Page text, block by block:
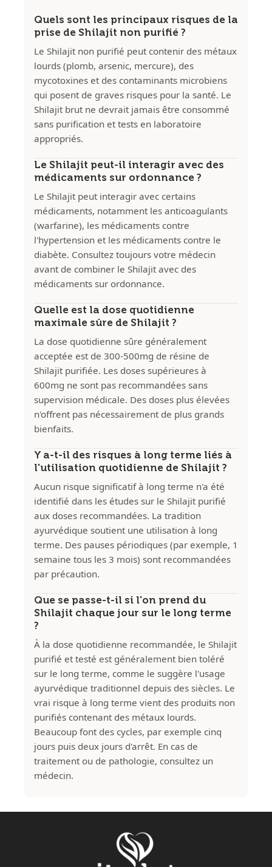
Quels sont les principaux risques de la
prise de Shilajit non purifié ?
Le Shilajit non purifié peut contenir des métaux
lourds (plomb, arsenic, mercure), des
mycotoxines et des contaminants microbiens
qui posent de graves risques pour la santé. Le
Shilajit brut ne devrait jamais être consommé
sans purification et tests en laboratoire
appropriés.
Le Shilajit peut-il interagir avec des
médicaments sur ordonnance ?
Le Shilajit peut interagir avec certains
médicaments, notamment les anticoagulants
(warfarine), les médicaments contre
l'hypertension et les médicaments contre le
diabète. Consultez toujours votre médecin
avant de combiner le Shilajit avec des
médicaments sur ordonnance.
Quelle est la dose quotidienne
maximale sûre de Shilajit ?
La dose quotidienne sûre généralement
acceptée est de 300-500mg de résine de
Shilajit purifiée. Les doses supérieures à
600mg ne sont pas recommandées sans
supervision médicale. Des doses plus élevées
n'offrent pas nécessairement de plus grands
bienfaits.
Y a-t-il des risques à long terme liés à
l'utilisation quotidienne de Shilajit ?
Aucun risque significatif à long terme n'a été
identifié dans les études sur le Shilajit purifié
aux doses recommandées. La tradition
ayurvédique soutient une utilisation à long
terme. Des pauses périodiques (par exemple, 1
semaine tous les 3 mois) sont recommandées
par précaution.
Que se passe-t-il si l'on prend du
Shilajit chaque jour sur le long terme
?
À la dose quotidienne recommandée, le Shilajit
purifié et testé est généralement bien toléré
sur le long terme, comme le suggère l'usage
ayurvédique traditionnel depuis des siècles. Le
vrai risque à long terme vient des produits non
purifiés contenant des métaux lourds.
Beaucoup font des cycles, par exemple cinq
jours puis deux jours d'arrêt. En cas de
traitement ou de pathologie, consultez un
médecin.